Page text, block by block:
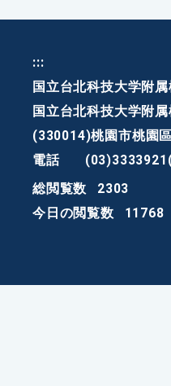
:::
国立台北科技大学附
国立台北科技大学附
(330014)桃園市桃園
電話
総閲覧数
2303
今日の閲覧数
11768